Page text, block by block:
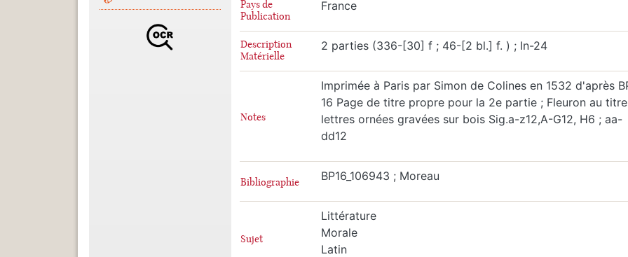
Pays de
Publication
France
Description
Matérielle
2 parties (336-[30] f ; 46-[2 bl.] f. ) ; In-24
Notes
Imprimée à Paris par Simon de Colines en 1532 d'après
16 Page de titre propre pour la 2e partie ; Fleuron au
lettres ornées gravées sur bois Sig.a-z12,A-G12, H6 ; aa-
dd12
Bibliographie BP16_106943 ; Moreau
Sujet
Littérature
Morale
Latin